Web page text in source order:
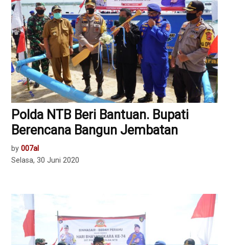
Polda NTB Beri Bantuan. Bupati
Berencana Bangun Jembatan
by 007al
Selasa, 30 Juni 2020